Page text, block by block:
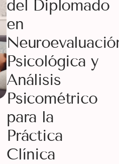
del Diplomado
en
Psicológica y
Análisis
Psicométrico
para la
Práctica
Clínica